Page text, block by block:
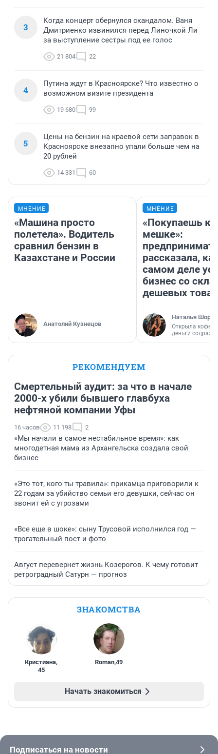
3
Когда концерт обернулся скандалом. Ваня
Дмитриенко извинился перед Линочкой Ли
за выступление сестры под ее голос
21 804 22
4
Путина ждут в Красноярске? Что известно о
возможном визите президента
19 680 99
5
Цены на бензин на краевой сети заправок в
Красноярске внезапно упали больше чем на
20 рублей
14 331 60
МНЕНИЕ
«Машина просто
полетела». Водитель
сравнил бензин в
Казахстане и России
Анатолий Кузнецов
МНЕНИЕ
«Покупаешь
мешке»:
рассказала,
самом деле
бизнес со
дешевых
Наталья
Открыла
деньги
РЕКОМЕНДУЕМ
Смертельный аудит: за что в начале
2000-х убили бывшего главбуха
нефтяной компании Уфы
16 часов 11 198 2
«Мы начали в самое нестабильное время»: как
многодетная мама из Архангельска создала свой
бизнес
«Это тот, кого ты травила»: прикамца приговорили к
22 годам за убийство семьи его девушки, сейчас он
звонит ей с угрозами
«Все еще в шоке»: сыну Трусовой исполнился год —
трогательный пост и фото
Август перевернет жизнь Козерогов. К чему готовит
ретроградный Сатурн — прогноз
ЗНАКОМСТВА
Кристиана,
45
Roman,49
Начать знакомиться
Подписаться на новости